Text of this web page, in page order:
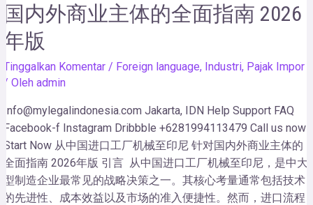
国内外商业主体的全面指南 2026
年版
Tinggalkan Komentar / Foreign language, Industri, Pajak Impor
/ Oleh admin
Info@mylegalindonesia.com Jakarta, IDN Help Support FAQ
Facebook-f Instagram Dribbble +6281994113479 Call us now!
Start Now 从中国进口工厂机械至印尼 针对国内外商业主体的
全面指南 2026年版 引言 从中国进口工厂机械至印尼，是中大
型制造企业最常见的战略决策之一。其核心考量通常包括技术
的先进性、成本效益以及市场的准入便捷性。然而，进口流程